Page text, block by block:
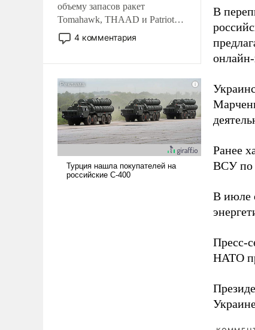
объему запасов ракет
Tomahawk, THAAD и Patriot
США потребуется более трех
лет. Даже небольшая война с
Сложившаяся ситуация
означает многолетний период
уязвимости США, например,
перед Китаем.
4 комментария
В
онлайн-
Ранее
ВСУ по
В июле
Пресс-
НАТО